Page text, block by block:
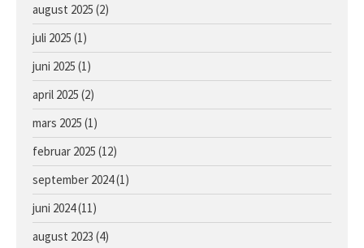
august 2025 (2)
juli 2025 (1)
juni 2025 (1)
april 2025 (2)
mars 2025 (1)
februar 2025 (12)
september 2024(1)
juni 2024(11)
august 2023 (4)